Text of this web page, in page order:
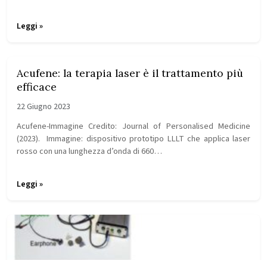
Leggi »
Acufene: la terapia laser è il trattamento più
efficace
22 Giugno 2023
Acufene-Immagine Credito: Journal of Personalised Medicine
(2023). Immagine: dispositivo prototipo LLLT che applica laser
rosso con una lunghezza d’onda di 660…
Leggi »